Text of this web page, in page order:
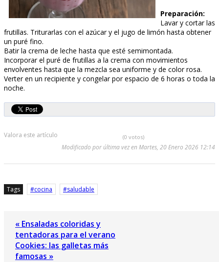
Preparación:
Lavar y cortar las
frutillas. Triturarlas con el azúcar y el jugo de limón hasta obtener
un puré fino.
Batir la crema de leche hasta que esté semimontada.
Incorporar el puré de frutillas a la crema con movimientos
envolventes hasta que la mezcla sea uniforme y de color rosa.
Verter en un recipiente y congelar por espacio de 6 horas o toda la
noche.
Valora este artículo (0 votos)
Modificado por última vez en Martes, 20 Enero 2026 12:14
Tags cocina saludable
« Ensaladas coloridas y
tentadoras para el verano
Cookies: las galletas más
famosas »